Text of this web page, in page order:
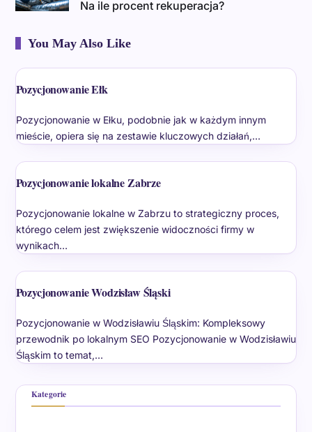
Na ile procent rekuperacja?
You May Also Like
Pozycjonowanie Ełk
Pozycjonowanie w Ełku, podobnie jak w każdym innym
mieście, opiera się na zestawie kluczowych działań,…
Pozycjonowanie lokalne Zabrze
Pozycjonowanie lokalne w Zabrzu to strategiczny proces,
którego celem jest zwiększenie widoczności firmy w
wynikach…
Pozycjonowanie Wodzisław Śląski
Pozycjonowanie w Wodzisławiu Śląskim: Kompleksowy
przewodnik po lokalnym SEO Pozycjonowanie w Wodzisławiu
Śląskim to temat,…
Kategorie